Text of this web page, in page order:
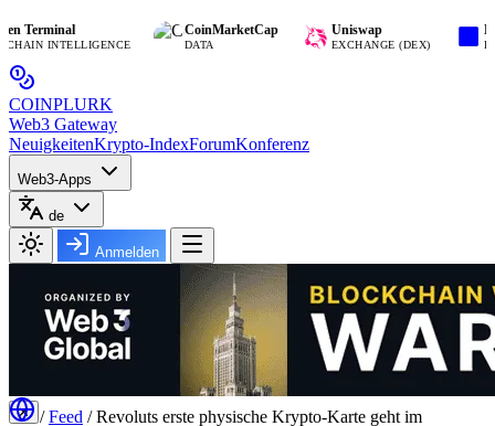
INTELLIGENCE
CoinMarketCap Uniswap
EXCHANGE (DEX)
Base
COINPLURK
Web3 Gateway
NeuigkeitenKrypto-IndexForumKonferenz
Web3-Apps
de
Anmelden
✕ / Feed / Revoluts erste physische Krypto-Karte geht im